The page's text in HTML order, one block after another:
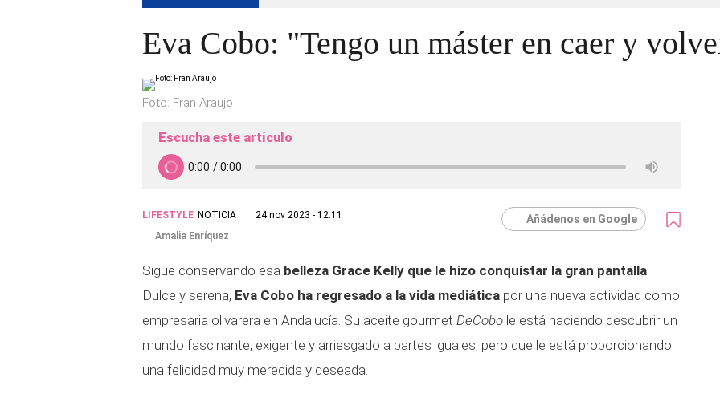
Eva Cobo: "Tengo un máster en caer y
Foto: Fran Araujo
Escucha este artículo
LIFESTYLE NOTICIA
24 nov 2023 - 12:11
Amalia Enríquez
Añádenos en Google
Sigue conservando esa belleza Grace Kelly que le hizo conquistar la gran pantalla.
Dulce y serena, Eva Cobo ha regresado a la vida mediática por una nueva actividad como
empresaria olivarera en Andalucía. Su aceite gourmet DeCobo le está haciendo descubrir un
mundo fascinante, exigente y arriesgado a partes iguales, pero que le está proporcionando
una felicidad muy merecida y deseada.